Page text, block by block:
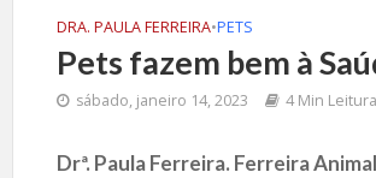
DRA. PAULA FERREIRA•PETS
Pets fazem bem à
sábado, janeiro 14, 2023 4 Min Leitura
Drª. Paula Ferreira. Ferreira